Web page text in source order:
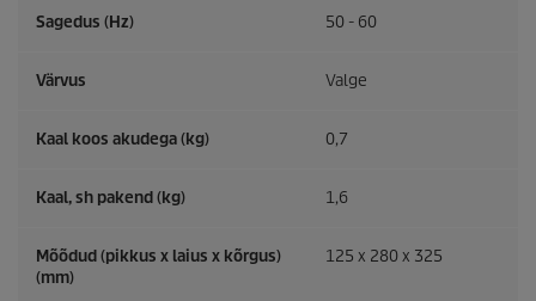
Sagedus (Hz) 50 - 60
Värvus Valge
Kaal koos akudega (kg) 0,7
Kaal, sh pakend (kg) 1,6
Mõõdud (pikkus x laius x kõrgus)
(mm)
125 x 280 x 325